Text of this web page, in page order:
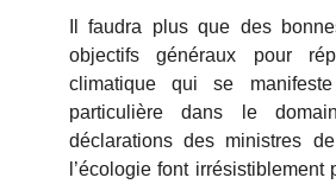
Il faudra plus que des
objectifs généraux pour
climatique qui se
particulière dans le
déclarations des ministres
l’écologie font